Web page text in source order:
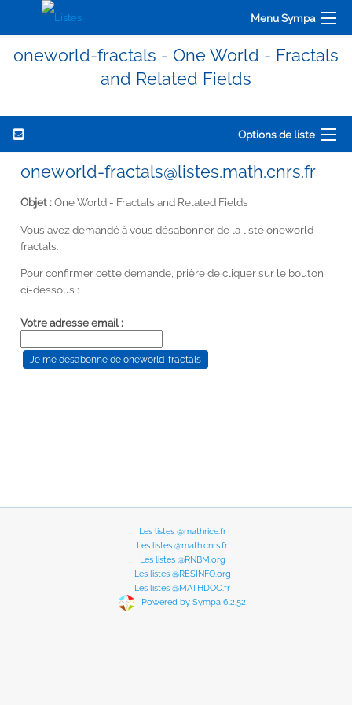
Menu Sympa
oneworld-fractals - One World - Fractals
and Related Fields
Options de liste
oneworld-fractals@listes.math.cnrs.fr
Objet :One World - Fractals and Related Fields
Vous avez demandé à vous désabonner de la liste oneworld-
fractals.
Pour confirmer cette demande, prière de cliquer sur le bouton
ci-dessous :
Votre adresse email :
Les listes @mathrice.fr
Les listes @math.cnrs.fr
Les listes @RNBM.org
Les listes @RESINFO.org
Les listes @MATHDOC.fr
Powered by Sympa 6.2.52